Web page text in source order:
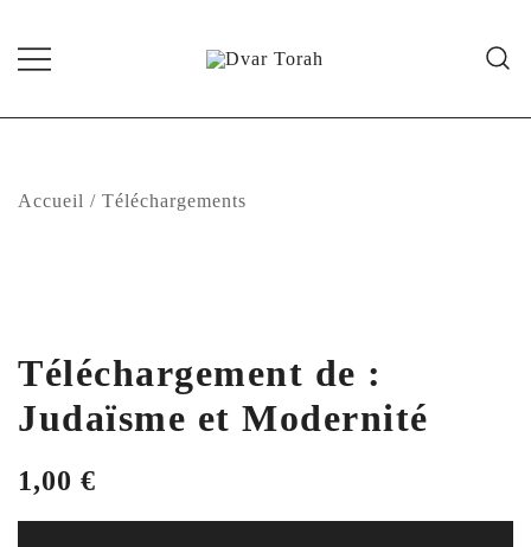
content
Accueil / Téléchargements
Téléchargement de :
Judaïsme et Modernité
1,00 €